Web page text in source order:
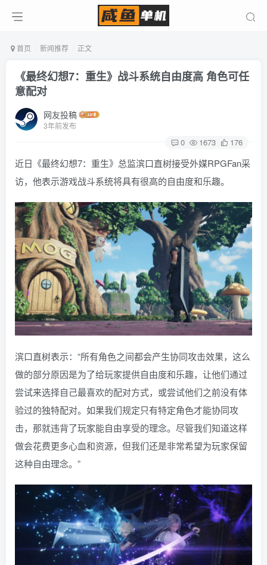
首页 新闻推荐 正文
《最终幻想7：重生》战斗系统自由度高 角色可任
意配对
网友投稿
3年前发布
0 1673 176
近日《最终幻想7：重生》总监滨口直树接受外媒RPGFan采
访，他表示游戏战斗系统将具有很高的自由度和乐趣。
滨口直树表示：“所有角色之间都会产生协同攻击效果，这么
做的部分原因是为了给玩家提供自由度和乐趣，让他们通过
尝试来选择自己最喜欢的配对方式，或尝试他们之前没有体
验过的独特配对。如果我们规定只有特定角色才能协同攻
击，那就违背了玩家能自由享受的理念。尽管我们知道这样
做会花费更多心血和资源，但我们还是非常希望为玩家保留
这种自由理念。”